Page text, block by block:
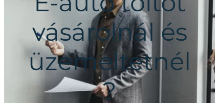
vásárolnál és
üzemeltetnél
?